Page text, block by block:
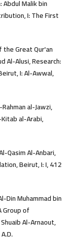
Abdul Malik bin
I: The First
Great Qur'an
Al-Alusi, Research:
I: Al-Awwal,
al-Jawzi,
al-Arabi,
Qasim Al-Anbari,
Beirut, I: I, 412
Din Muhammad bin
Group of
Al-Arnaout,